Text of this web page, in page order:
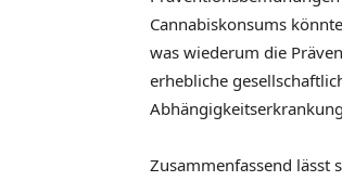
Cannabiskonsums
was wiederum die
erhebliche
Zusammenfassend lässt